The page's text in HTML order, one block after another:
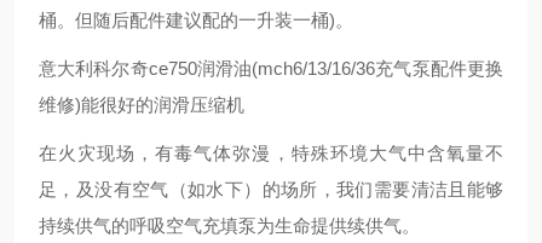
桶。但随后配件建议配的一升装一桶)。
意大利科尔奇ce750润滑油(mch6/13/16/36充气泵配件更换
维修)能很好的润滑压缩机
在火灾现场，有毒气体弥漫，特殊环境大气中含氧量不
足，及没有空气（如水下）的场所，我们需要清洁且能够
持续供气的呼吸空气充填泵为生命提供续供气。